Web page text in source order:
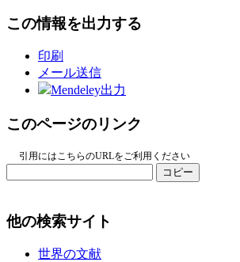
この情報を出力する
印刷
メール送信
Mendeley出力
このページのリンク
引用にはこちらのURLをご利用ください
コピー
他の検索サイト
世界の文献